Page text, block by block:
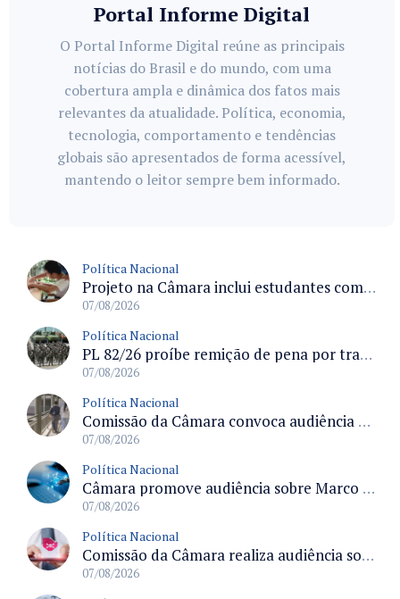
Portal Informe Digital
O Portal Informe Digital reúne as principais
notícias do Brasil e do mundo, com uma
cobertura ampla e dinâmica dos fatos mais
relevantes da atualidade. Política, economia,
tecnologia, comportamento e tendências
globais são apresentados de forma acessível,
mantendo o leitor sempre bem informado.
Política Nacional
Projeto na Câmara inclui estudantes com deficiência no regime escolar especial da LDB e estabelece critérios para frequência
07/08/2026
Política Nacional
PL 82/26 proíbe remição de pena por trabalho em funções militares para condenados por crimes contra o Estado Democrático de Direito
07/08/2026
Política Nacional
Comissão da Câmara convoca audiência para discutir misoginia nas escolas e universidades após divulgação de listas misóginas
07/08/2026
Política Nacional
Câmara promove audiência sobre Marco de Fomento à Economia Digital e impactos da inteligência artificial
07/08/2026
Política Nacional
Comissão da Câmara realiza audiência sobre apostas online para medir o tamanho do mercado ilegal
07/08/2026